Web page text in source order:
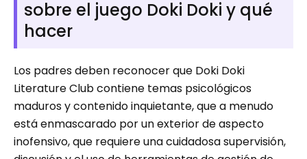
sobre el juego Doki Doki y qué
hacer
Los padres deben reconocer que Doki Doki
Literature Club contiene temas psicológicos
maduros y contenido inquietante, que a menudo
está enmascarado por un exterior de aspecto
inofensivo, que requiere una cuidadosa supervisión,